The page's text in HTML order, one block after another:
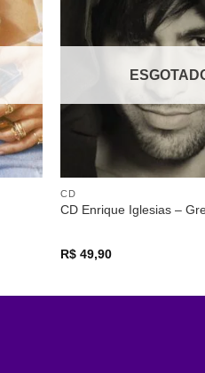
de
CD
CD Enrique Iglesias –
R$ 49,90